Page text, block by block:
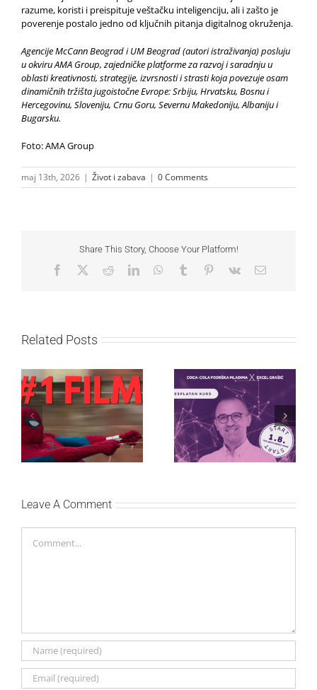
razume, koristi i preispituje veštačku inteligenciju, ali i zašto je
poverenje postalo jedno od ključnih pitanja digitalnog okruženja.
Agencije McCann Beograd i UM Beograd (autori istraživanja) posluju
u okviru AMA Group, zajedničke platforme za razvoj i saradnju u
oblasti kreativnosti, strategije, izvrsnosti i strasti koja povezuje osam
dinamičnih tržišta jugoistočne Evrope: Srbiju, Hrvatsku, Bosnu i
Hercegovinu, Sloveniju, Crnu Goru, Severnu Makedoniju, Albaniju i
Bugarsku.
Foto: AMA Group
maj 13th, 2026 | Život i zabava | 0 Comments
Share This Story, Choose Your Platform!
Facebook RedditLinkedInWhatsApp
Tumblr Pinterest
Vk Email
Related Posts
Najuspešnije otvaranje
studijskog filma u Srbiji:
Spajdermen: Novi dan
oborio rekord već prvog
vikenda
Priključi se besplatnoj
regionalnoj AI edukaciji
i nauči kako da
veštačku inteligenciju
primeniš u praksi
Leave A Comment